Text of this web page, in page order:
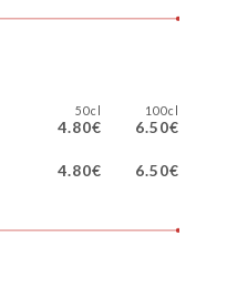
50cl
4.80€
100cl
6.50€
4.80€ 6.50€